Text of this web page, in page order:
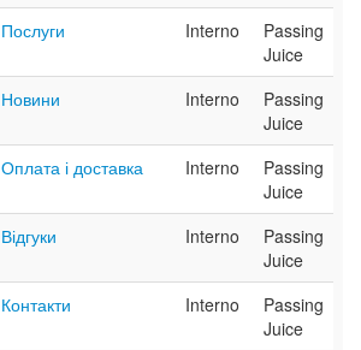
Послуги
Interno
Passing
Juice
Новини
Interno
Passing
Juice
Оплата і доставка
Interno
Passing
Juice
Відгуки
Interno
Passing
Juice
Контакти
Interno
Passing
Juice